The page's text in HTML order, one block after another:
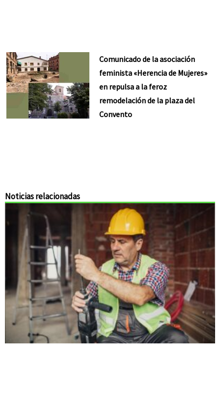
Comunicado de la asociación
feminista «Herencia de Mujeres»
en repulsa a la feroz
remodelación de la plaza del
Convento
Noticias relacionadas